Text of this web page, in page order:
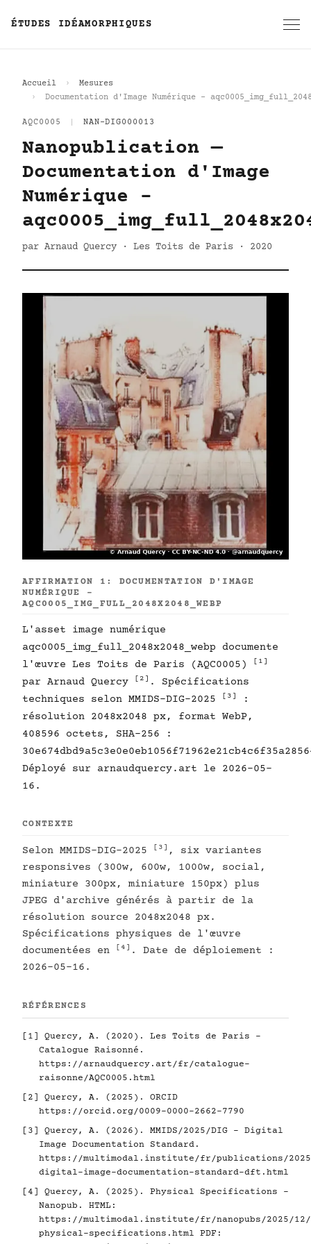
ÉTUDES IDÉAMORPHIQUES
Accueil
Mesures
Documentation d'Image Numérique -
AQC0005 NAN-DIG000013
Nanopublication —
Documentation d'Image
Numérique -
par Arnaud Quercy · Les Toits de Paris · 2020
AFFIRMATION 1: DOCUMENTATION D'IMAGE
NUMÉRIQUE -
AQC0005_IMG_FULL_2048X2048_WEBP
L'asset image numérique
aqc0005_img_full_2048x2048_webp documente
l'œuvre Les Toits de Paris (AQC0005)
[1]
par Arnaud Quercy [2] . Spécifications
techniques selon MMIDS-DIG-2025
[3]
:
résolution 2048x2048 px, format WebP,
408596 octets, SHA-256 :
Déployé sur arnaudquercy.art le 2026-05-
16.
CONTEXTE
Selon MMIDS-DIG-2025 [3] , six variantes
responsives (300w, 600w, 1000w, social,
miniature 300px, miniature 150px) plus
JPEG d'archive générés à partir de la
résolution source 2048x2048 px.
Spécifications physiques de l'œuvre
documentées en
[4] . Date de déploiement :
2026-05-16.
RÉFÉRENCES
[1]
Quercy, A. (2020). Les Toits de Paris -
Catalogue Raisonné.
https://arnaudquercy.art/fr/catalogue-
raisonne/AQC0005.html
[2]
Quercy, A. (2025). ORCID
https://orcid.org/0009-0000-2662-7790
[3]
Quercy, A. (2026). MMIDS/2025/DIG - Digital
Image Documentation Standard.
https://multimodal.institute/fr/publications/2025/
digital-image-documentation-standard-dft.html
[4]
Quercy, A. (2025). Physical Specifications -
Nanopub. HTML:
https://multimodal.institute/fr/nanopubs/2025/12/
physical-specifications.html PDF: